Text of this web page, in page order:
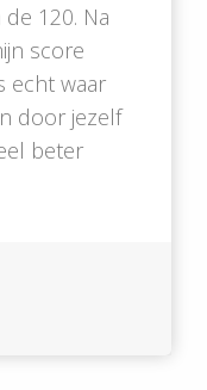
120. Na
score
echt waar
door jezelf
beter